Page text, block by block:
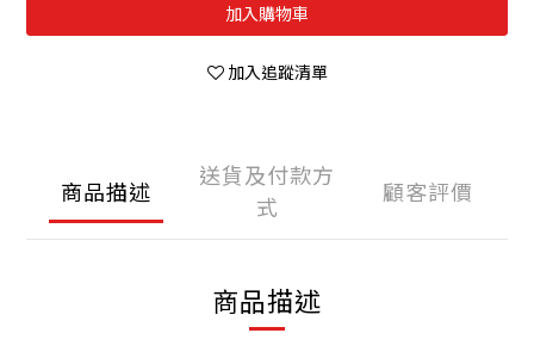
加入購物車
加入追蹤清單
商品描述
送貨及付款方
式
顧客評價
商品描述